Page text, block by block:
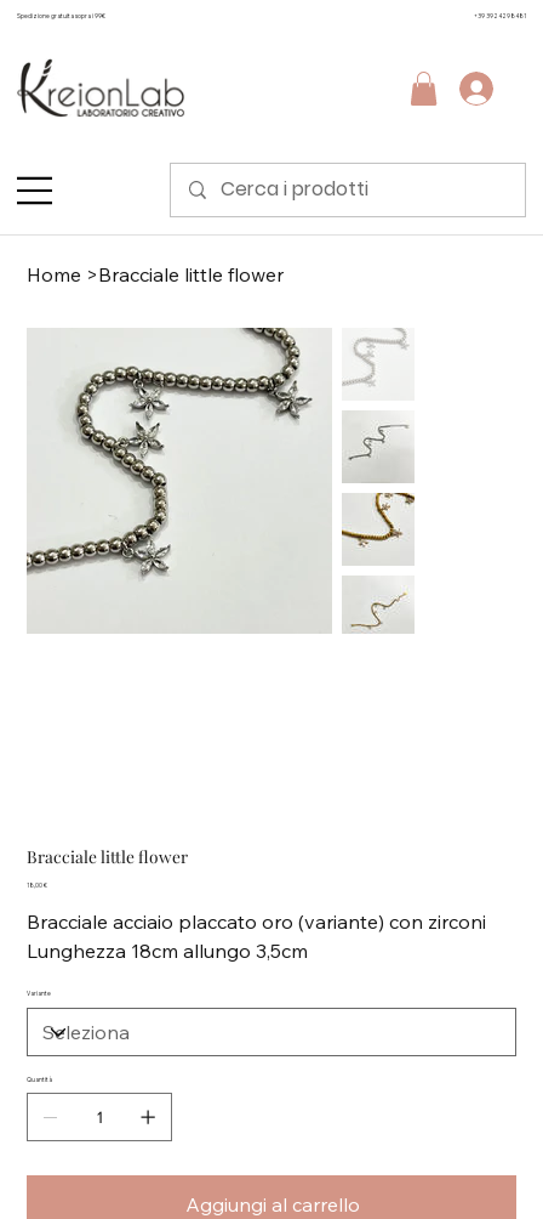
Spedizione gratuita sopra i 99€ +39 3924298481
Home >Bracciale little flower
Bracciale little flower
Prezzo
18,00 €
Bracciale acciaio placcato oro (variante) con zirconi
Lunghezza 18cm allungo 3,5cm
Variante
Quantità
Aggiungi al carrello